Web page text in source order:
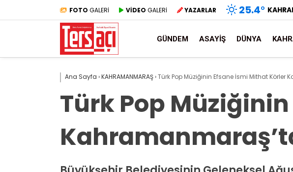
FOTO GALERİ VİDEO GALERİ YAZARLAR 25.4°
GÜNDEM ASAYİŞ DÜNYA
Ana Sayfa ›KAHRAMANMARAŞ›Türk Pop Müziğinin Efsane İsmi Mithat Körler
Türk Pop